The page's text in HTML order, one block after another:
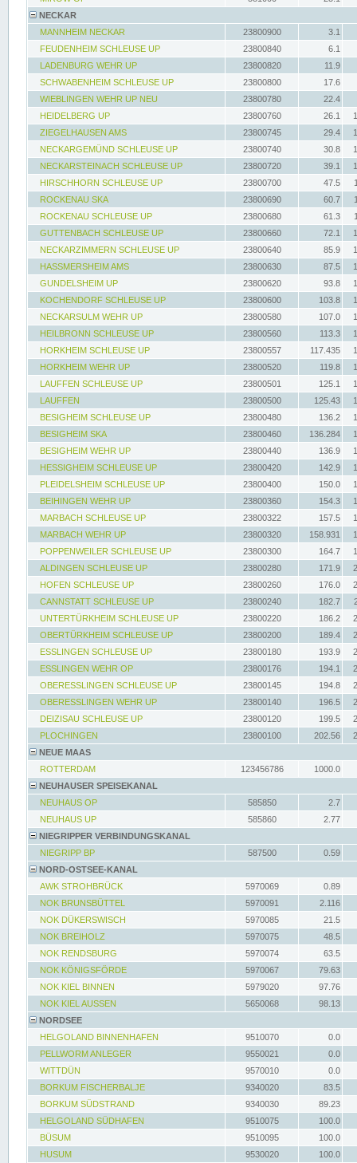
NECKAR
MANNHEIM NECKAR
23800900
3.1
FEUDENHEIM SCHLEUSE UP
23800840
6.1
LADENBURG WEHR UP
23800820
11.9
SCHWABENHEIM SCHLEUSE UP
23800800
17.6
WIEBLINGEN WEHR UP NEU
23800780
22.4
HEIDELBERG UP
23800760 26.1
ZIEGELHAUSEN AMS
23800745 29.4
NECKARGEMÜND SCHLEUSE UP
23800740 30.8
NECKARSTEINACH SCHLEUSE UP
23800720 39.1
HIRSCHHORN SCHLEUSE UP
23800700 47.5
ROCKENAU SKA
23800690 60.7
ROCKENAU SCHLEUSE UP
23800680 61.3
GUTTENBACH SCHLEUSE UP
23800660 72.1
NECKARZIMMERN SCHLEUSE UP
23800640 85.9
HASSMERSHEIM AMS
23800630 87.5
GUNDELSHEIM UP
23800620 93.8
KOCHENDORF SCHLEUSE UP
23800600 103.8
NECKARSULM WEHR UP
23800580 107.0
HEILBRONN SCHLEUSE UP
23800560 113.3
HORKHEIM SCHLEUSE UP
23800557 117.435
HORKHEIM WEHR UP
23800520 119.8
LAUFFEN SCHLEUSE UP
23800501 125.1
LAUFFEN
23800500 125.43
BESIGHEIM SCHLEUSE UP
23800480 136.2
BESIGHEIM SKA
23800460 136.284
BESIGHEIM WEHR UP
23800440 136.9
HESSIGHEIM SCHLEUSE UP
23800420 142.9
PLEIDELSHEIM SCHLEUSE UP
23800400 150.0
BEIHINGEN WEHR UP
23800360 154.3
MARBACH SCHLEUSE UP
23800322 157.5
MARBACH WEHR UP
23800320 158.931
POPPENWEILER SCHLEUSE UP
23800300 164.7
ALDINGEN SCHLEUSE UP
23800280 171.9
HOFEN SCHLEUSE UP
23800260 176.0
CANNSTATT SCHLEUSE UP
23800240 182.7
UNTERTÜRKHEIM SCHLEUSE UP
23800220 186.2
OBERTÜRKHEIM SCHLEUSE UP
23800200 189.4
ESSLINGEN SCHLEUSE UP
23800180 193.9
ESSLINGEN WEHR OP
23800176 194.1
OBERESSLINGEN SCHLEUSE UP
23800145 194.8
OBERESSLINGEN WEHR UP
23800140 196.5
DEIZISAU SCHLEUSE UP
23800120 199.5
PLOCHINGEN
23800100 202.56
NEUE MAAS
ROTTERDAM
123456786
1000.0
NEUHAUSER SPEISEKANAL
NEUHAUS OP
585850
2.7
NEUHAUS UP
585860
2.77
NIEGRIPPER VERBINDUNGSKANAL
NIEGRIPP BP
587500
0.59
NORD-OSTSEE-KANAL
AWK STROHBRÜCK
5970069
0.89
NOK BRUNSBÜTTEL
5970091
2.116
NOK DÜKERSWISCH
5970085
21.5
NOK BREIHOLZ
5970075
48.5
NOK RENDSBURG
5970074
63.5
NOK KÖNIGSFÖRDE
5970067
79.63
NOK KIEL BINNEN
5979020
97.76
NOK KIEL AUSSEN
5650068
98.13
NORDSEE
HELGOLAND BINNENHAFEN
9510070
0.0
PELLWORM ANLEGER
9550021
0.0
WITTDÜN
9570010
0.0
BORKUM FISCHERBALJE
9340020
83.5
BORKUM SÜDSTRAND
9340030
89.23
HELGOLAND SÜDHAFEN
9510075
100.0
BÜSUM
9510095
100.0
HUSUM
9530020 100.0